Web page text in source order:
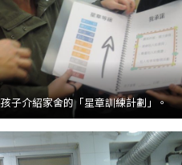
孩子介紹家舍的「星章訓練計劃」。